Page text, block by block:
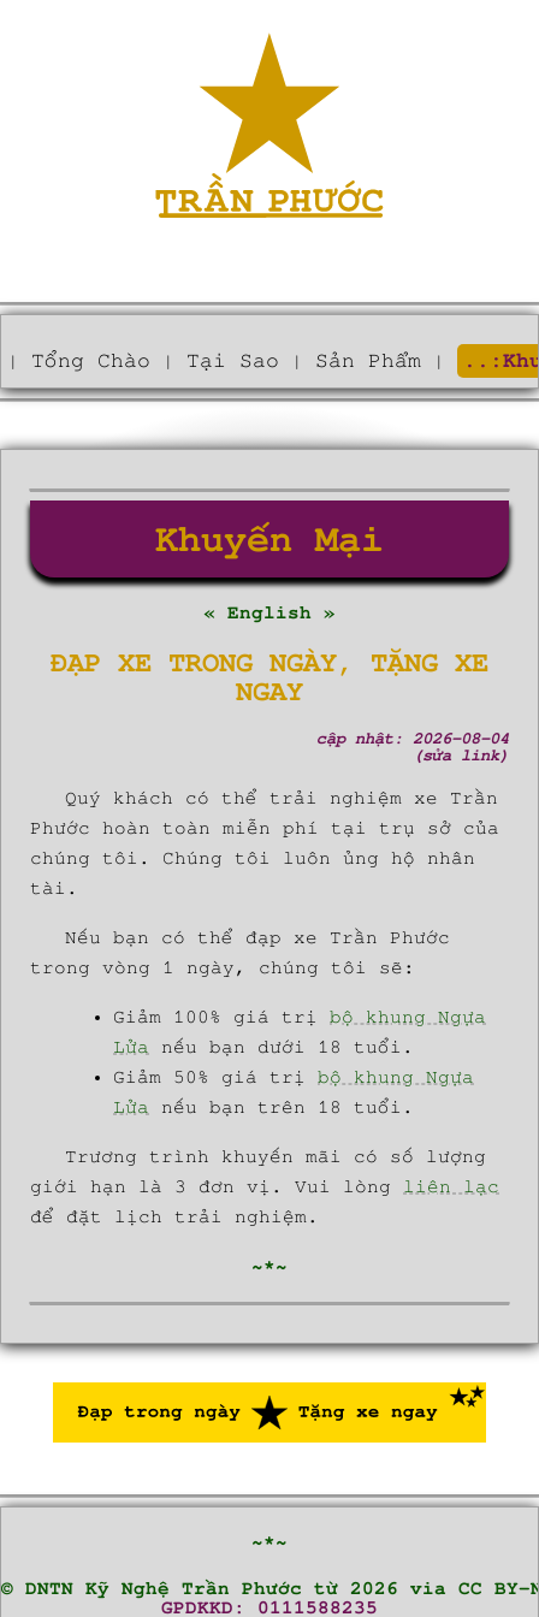
| Tổng Chào | Tại Sao | Sản Phẩm |
Khuyến Mại
« English »
ĐẠP XE TRONG NGÀY, TẶNG XE
NGAY
cập nhật: 2026-08-04
(sửa link)
Quý khách có thể trải nghiệm xe Trần
Phước hoàn toàn miễn phí tại trụ sở của
chúng tôi. Chúng tôi luôn ủng hộ nhân
tài.
Nếu bạn có thể đạp xe Trần Phước
trong vòng 1 ngày, chúng tôi sẽ:
Giảm 100% giá trị bộ khung Ngựa
Lửa
nếu bạn dưới 18 tuổi.
Giảm 50% giá trị bộ khung Ngựa
Lửa
nếu bạn trên 18 tuổi.
Trương trình khuyến mãi có số lượng
giới hạn là 3 đơn vị. Vui lòng
liên lạc
để đặt lịch trải nghiệm.
~*~
~*~
© DNTN Kỹ Nghệ Trần Phước từ 2026 via CC BY-
GPDKKD: 0111588235